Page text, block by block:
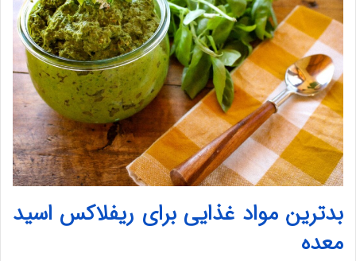
بدترین مواد غذایی برای ریفلاکس اسید
معده